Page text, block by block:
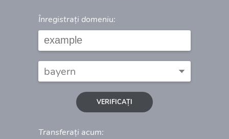
Înregistrați domeniu:
VERIFICAȚI
Transferați acum: